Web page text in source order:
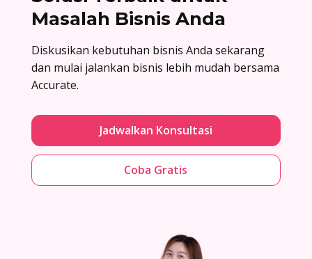
Masalah Bisnis Anda
Diskusikan kebutuhan bisnis Anda sekarang
dan mulai jalankan bisnis lebih mudah bersama
Accurate.
Jadwalkan Konsultasi
Coba Gratis